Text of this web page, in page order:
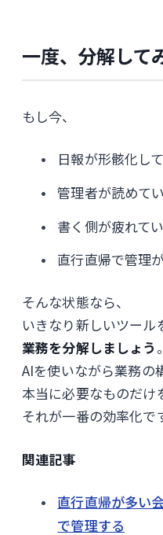
一度、分解して
もし今、
日報が形骸化し
管理者が読めて
書く側が疲れて
直行直帰で管理
そんな状態なら、
いきなり新しいツール
業務を分解しましょう
AIを使いながら業務の
本当に必要なものだけ
それが一番の効率化で
関連記事
直行直帰が多い
で管理する